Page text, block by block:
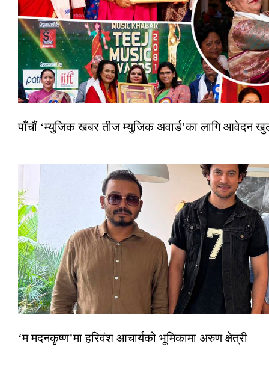
पाँचौं ‘म्युजिक खबर तीज म्युजिक अवार्ड’का लागि आवेदन
‘म मदनकृष्ण’मा हरिवंश आचार्यको भूमिकामा अरुण क्षेत्री